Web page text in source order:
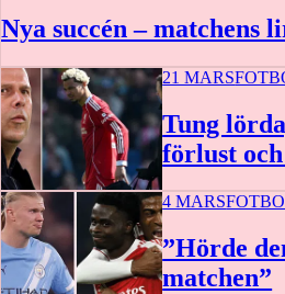
Nya succén – matchens
21 MARS
Tung
förlust
4 MARS
”Hörde
matchen”